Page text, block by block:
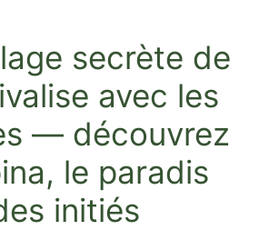
secrète de
avec les
— découvrez
le paradis
initiés